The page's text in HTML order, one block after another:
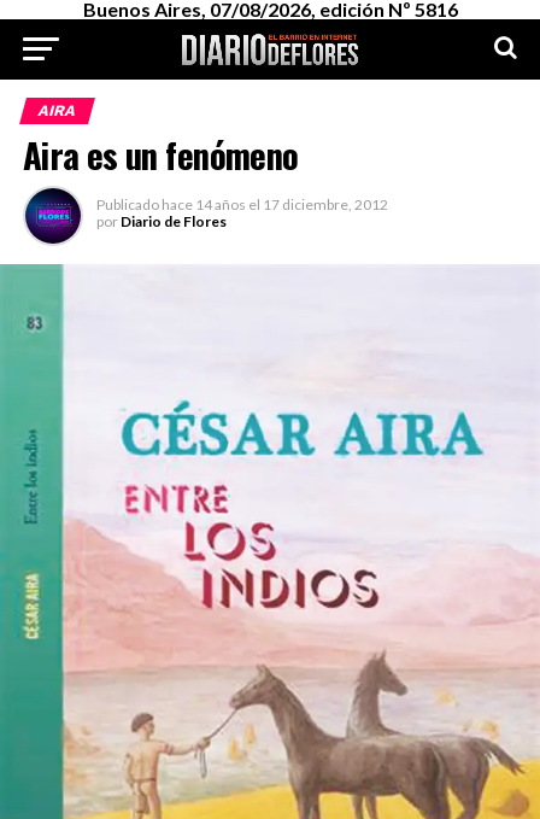
Buenos Aires, 07/08/2026, edición Nº 5816
AIRA
Aira es un fenómeno
Publicado hace 14 años el 17 diciembre, 2012
por Diario de Flores